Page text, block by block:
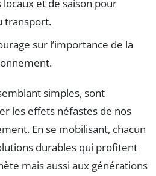
et de saison pour
transport.
sur l’importance de la
simples, sont
les effets néfastes de nos
En se mobilisant, chacun
durables qui profitent
mais aussi aux générations